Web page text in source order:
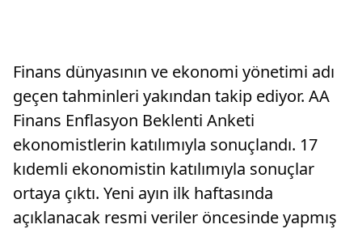
Finans dünyasının ve ekonomi yönetimi adı
geçen tahminleri yakından takip ediyor. AA
Finans Enflasyon Beklenti Anketi
ekonomistlerin katılımıyla sonuçlandı. 17
kıdemli ekonomistin katılımıyla sonuçlar
ortaya çıktı. Yeni ayın ilk haftasında
açıklanacak resmi veriler öncesinde yapmış